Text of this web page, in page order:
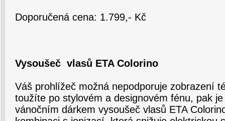
Doporučená cena: 1.799,- Kč
Vysoušeč vlasů ETA Colorino
Váš prohlížeč možná nepodporuje zobrazení
toužíte po stylovém a designovém fénu, pak
vánočním dárkem vysoušeč vlasů ETA